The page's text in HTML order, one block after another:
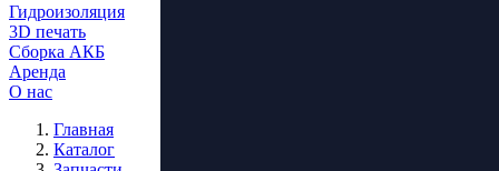
Гидроизоляция
3D печать
Сборка АКБ
Аренда
О нас
Главная
Каталог